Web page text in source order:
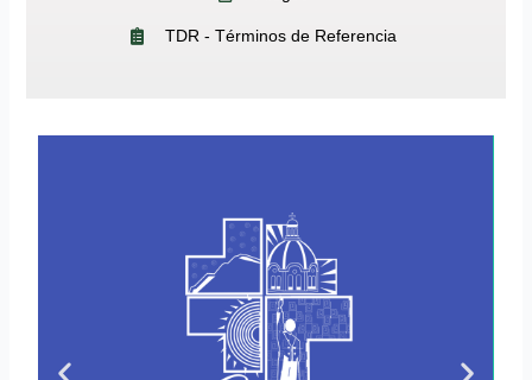
TDR - Términos de Referencia